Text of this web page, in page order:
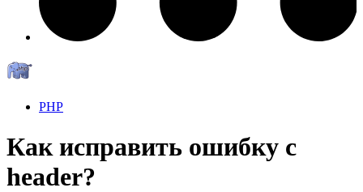
PHP
Как исправить ошибку с
header?